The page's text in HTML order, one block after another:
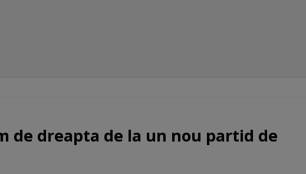
de dreapta de la un nou partid de